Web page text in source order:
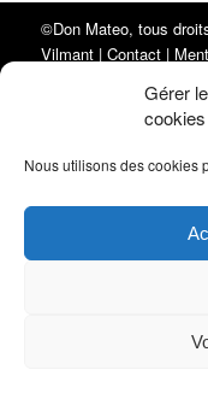
Gérer
cookies
Nous utilisons des cookies
©Don Mateo, tous
Vilmant| Contact|
| SUIVRE DON